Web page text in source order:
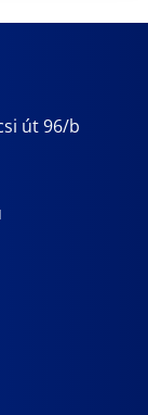
út 96/b